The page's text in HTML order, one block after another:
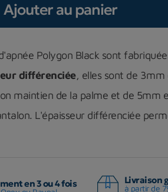
Ajouter au panier
Polygon Black sont
différenciée, elles sont de 3mm
maintien de la palme et de 5mm
L'épaisseur différenciée
en 3 ou 4 fois Livraison
à partir de